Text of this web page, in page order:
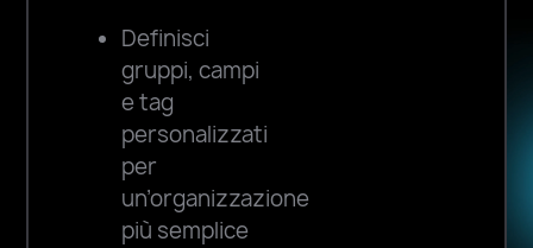
Definisci
gruppi, campi
e tag
personalizzati
per
un’organizzazione
più semplice